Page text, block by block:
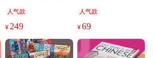
机周边
人气款
¥249
人气款
¥69